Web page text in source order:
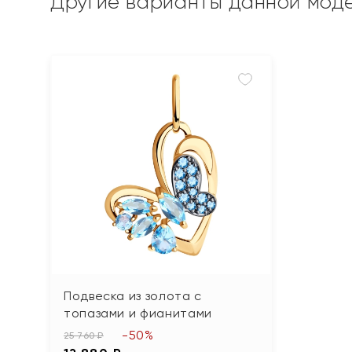
Подвеска из золота с
топазами и фианитами
25 760 ₽ -50%